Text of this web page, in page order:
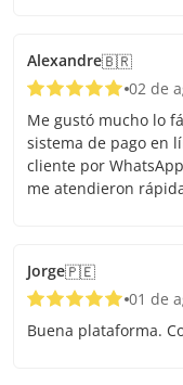
Alexandre🇧🇷
02 de
Me gustó mucho lo
sistema de pago en
cliente por
me atendieron
Jorge🇵🇪
01 de
Buena plataforma.